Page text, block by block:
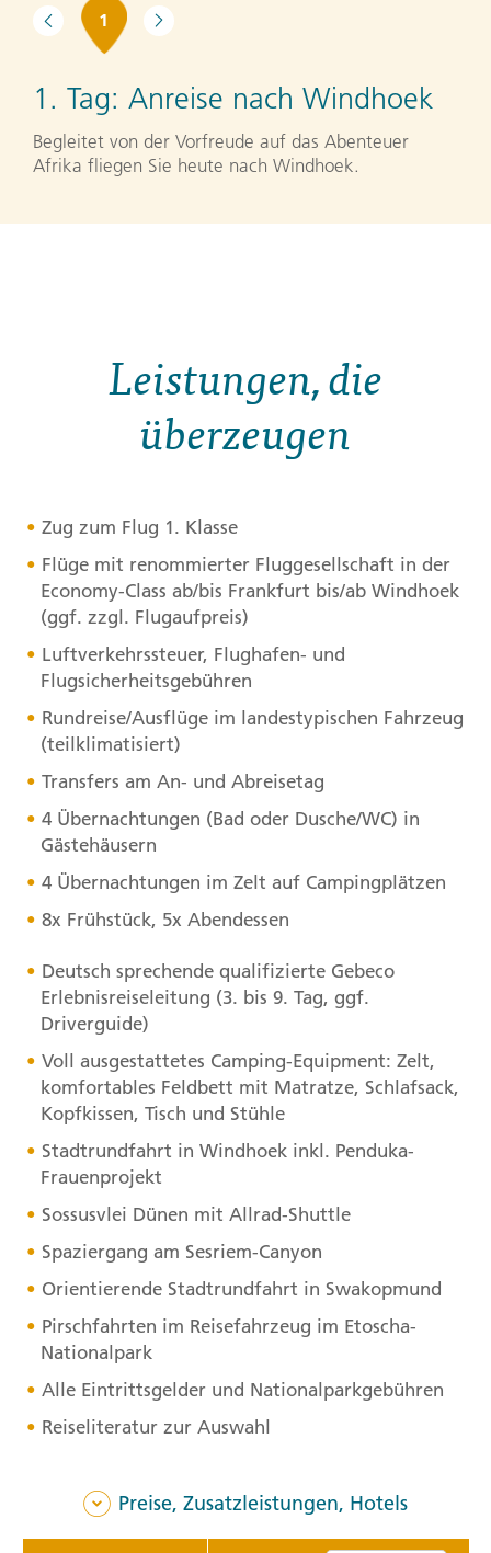
1
1. Tag: Anreise nach Windhoek
Begleitet von der Vorfreude auf das Abenteuer
Afrika fliegen Sie heute nach Windhoek.
Leistungen, die
überzeugen
Zug zum Flug 1. Klasse
Flüge mit renommierter Fluggesellschaft in der
Economy-Class ab/bis Frankfurt bis/ab Windhoek
(ggf. zzgl. Flugaufpreis)
Luftverkehrssteuer, Flughafen- und
Flugsicherheitsgebühren
Rundreise/Ausflüge im landestypischen Fahrzeug
(teilklimatisiert)
Transfers am An- und Abreisetag
4 Übernachtungen (Bad oder Dusche/WC) in
Gästehäusern
4 Übernachtungen im Zelt auf Campingplätzen
8x Frühstück, 5x Abendessen
Deutsch sprechende qualifizierte Gebeco
Erlebnisreiseleitung (3. bis 9. Tag, ggf.
Driverguide)
Voll ausgestattetes Camping-Equipment: Zelt,
komfortables Feldbett mit Matratze, Schlafsack,
Kopfkissen, Tisch und Stühle
Stadtrundfahrt in Windhoek inkl. Penduka-
Frauenprojekt
Sossusvlei Dünen mit Allrad-Shuttle
Spaziergang am Sesriem-Canyon
Orientierende Stadtrundfahrt in Swakopmund
Pirschfahrten im Reisefahrzeug im Etoscha-
Nationalpark
Alle Eintrittsgelder und Nationalparkgebühren
Reiseliteratur zur Auswahl
Preise, Zusatzleistungen, Hotels